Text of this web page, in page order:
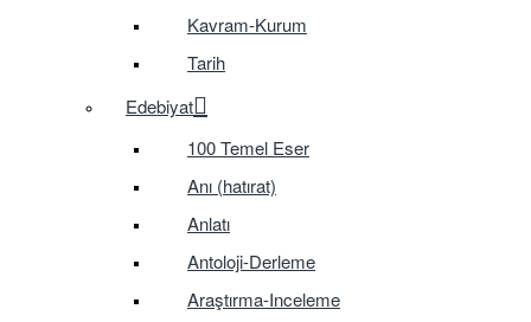
Kavram-Kurum
Tarih
Edebiyat
100 Temel Eser
Anı (hatırat)
Anlatı
Antoloji-Derleme
Araştırma-Inceleme